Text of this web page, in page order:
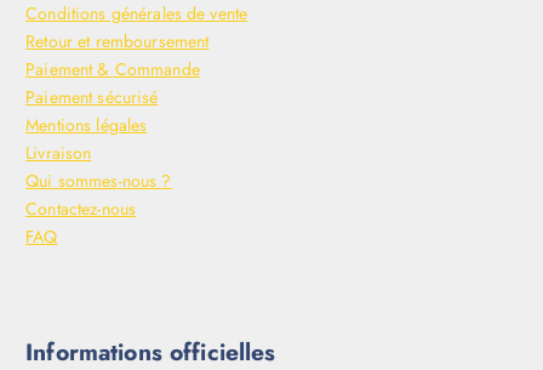
Conditions générales de vente
Retour et remboursement
Paiement & Commande
Paiement sécurisé
Mentions légales
Livraison
Qui sommes-nous ?
Contactez-nous
FAQ
Informations officielles